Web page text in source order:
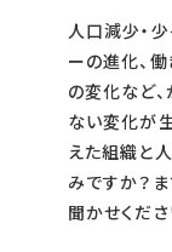
人口減少・
ーの進化、
の変化など
ない変化が
えた組織と
みですか？
聞かせくださ